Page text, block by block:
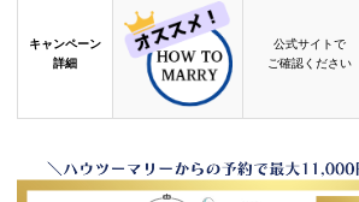
キャンペーン
詳細
公式サイトで
ご確認ください